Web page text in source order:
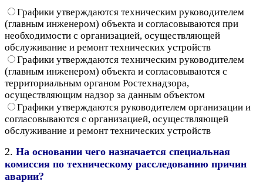
Графики утверждаются техническим руководителем
(главным инженером) объекта и согласовываются при
необходимости с организацией, осуществляющей
обслуживание и ремонт технических устройств
Графики утверждаются техническим руководителем
(главным инженером) объекта и согласовываются с
территориальным органом Ростехнадзора,
осуществляющим надзор за данным объектом
Графики утверждаются руководителем организации и
согласовываются с организацией, осуществляющей
обслуживание и ремонт технических устройств
2. На основании чего назначается специальная
комиссия по техническому расследованию причин
аварии?